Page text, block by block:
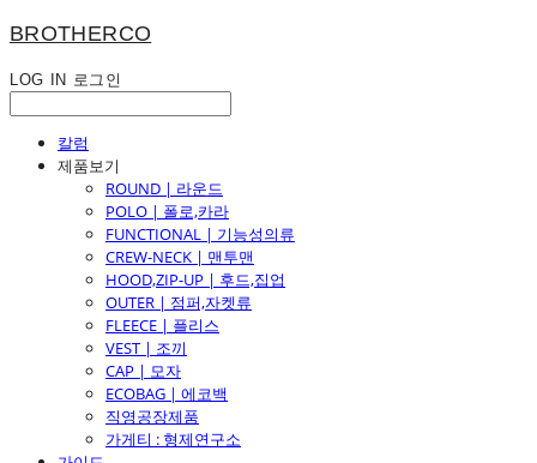
BROTHERCO
LOG IN 로그인
칼럼
제품보기
ROUND | 라운드
POLO | 폴로,카라
FUNCTIONAL | 기능성의류
CREW-NECK | 맨투맨
HOOD,ZIP-UP | 후드,집업
OUTER | 점퍼,자켓류
FLEECE | 플리스
VEST | 조끼
CAP | 모자
ECOBAG | 에코백
직영공장제품
가게티 : 형제연구소